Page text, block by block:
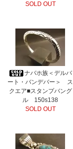
SOLD OUT
ナバホ族＜デルバ
ート・バンデバー＞ ス
クエア■スタンプバング
ル 150s138
SOLD OUT